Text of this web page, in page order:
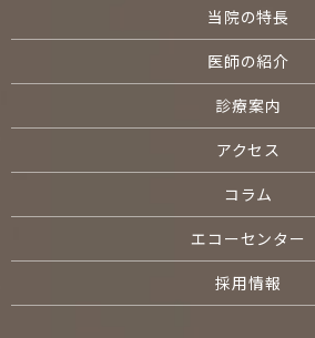
当院の特長
医師の紹介
診療案内
アクセス
コラム
エコーセンター
採用情報